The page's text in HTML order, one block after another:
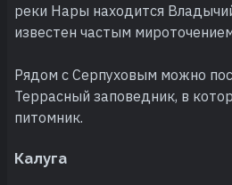
реки Нары находится
известен частым
Рядом с Серпуховым можно
Террасный заповедник, в
питомник.
Калуга